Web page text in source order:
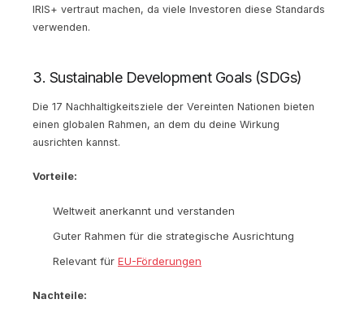
IRIS+ vertraut machen, da viele Investoren diese Standards
verwenden.
3. Sustainable Development Goals (SDGs)
Die 17 Nachhaltigkeitsziele der Vereinten Nationen bieten
einen globalen Rahmen, an dem du deine Wirkung
ausrichten kannst.
Vorteile:
Weltweit anerkannt und verstanden
Guter Rahmen für die strategische Ausrichtung
Relevant für EU-Förderungen
Nachteile: